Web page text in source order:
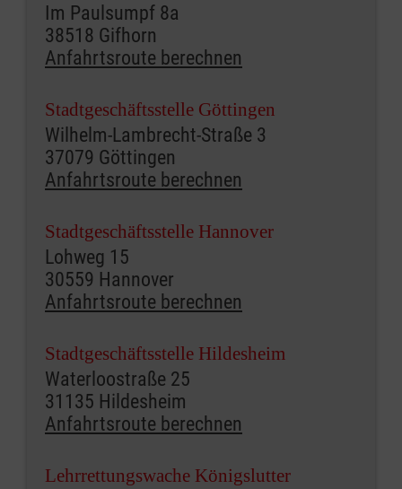
Im Paulsumpf 8a
38518 Gifhorn
Anfahrtsroute berechnen
Stadtgeschäftsstelle Göttingen
Wilhelm-Lambrecht-Straße 3
37079 Göttingen
Anfahrtsroute berechnen
Stadtgeschäftsstelle Hannover
Lohweg 15
30559 Hannover
Anfahrtsroute berechnen
Stadtgeschäftsstelle Hildesheim
Waterloostraße 25
31135 Hildesheim
Anfahrtsroute berechnen
Lehrrettungswache Königslutter